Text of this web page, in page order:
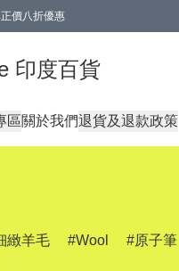
價八折優惠
印度百貨
區關於我們退貨及退款政策
緻羊毛 Wool 原子筆